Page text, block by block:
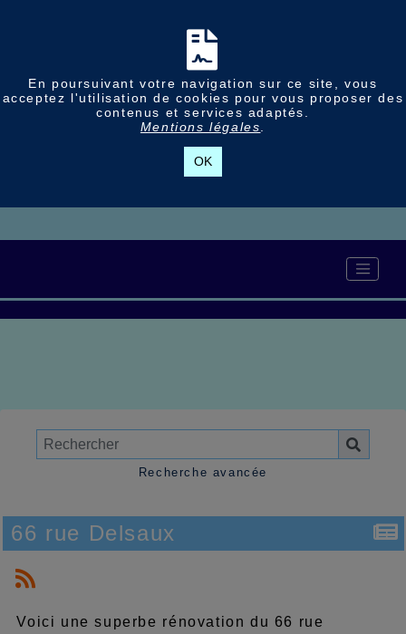
En poursuivant votre navigation sur ce site, vous
acceptez l'utilisation de cookies pour vous proposer des
contenus et services adaptés.
Mentions légales
OK
Recherche avancée
66 rue Delsaux
Voici une superbe rénovation du 66 rue